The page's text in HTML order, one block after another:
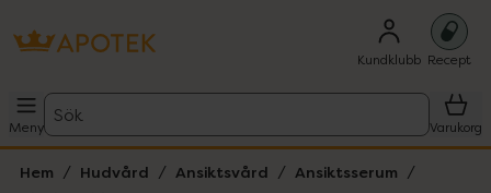
Kundklubb Recept
Meny
Sök
Varukorg
Hem Hudvård Ansiktsvård
Ansiktsserum